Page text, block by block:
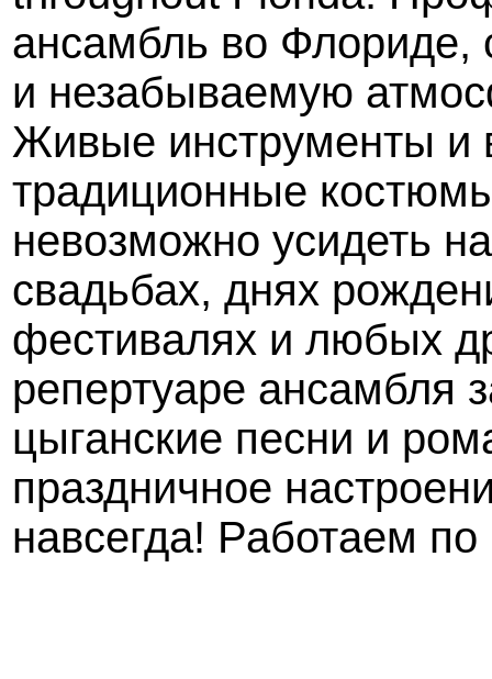
ансамбль во Флориде,
и незабываемую
Живые инструменты и
традиционные
невозможно усидеть
свадьбах, днях
фестивалях и любых
репертуаре ансамбля
цыганские песни и
праздничное
навсегда! Работаем